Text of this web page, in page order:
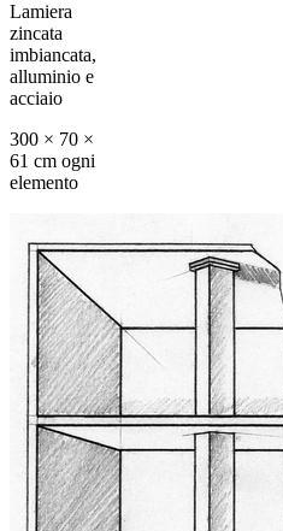
Lamiera
zincata
imbiancata,
alluminio e
acciaio
300 × 70 ×
61 cm ogni
elemento